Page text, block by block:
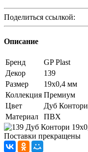
Поделиться ссылкой:
Описание
Бренд
GP Plast
Декор
139
Размер
19x0,4 мм
Коллекция Премиум
Цвет
Дуб Контори
Материал
ПВХ
Поставки прекращены